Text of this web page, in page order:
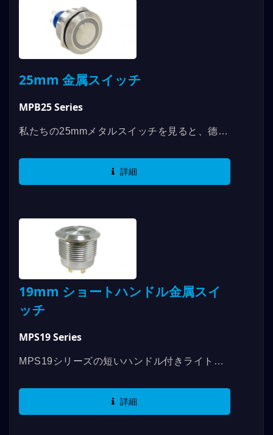
25mm 金属スイッチ
MPB25 Series
私たちの25mmメタルスイッチを見ると、德利
にコストをかけていることがわかります。厚い
金属素材は、私たちが「破壊に対抗する」とい
って使用できなくなることはありません。...
詳細
19mm ショートハンドル金属スイ
ッチ
MPS19 Series
MPS19シリーズの短いハンドル付きライト付
電気寿命が200,000回で、電気仕様は
2A/36VDCまで対応しています。...
詳細